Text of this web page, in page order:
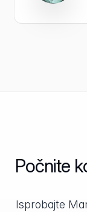
Počnite
Isprobajte